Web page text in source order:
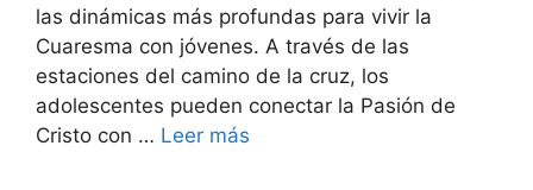
las dinámicas más profundas para vivir la
Cuaresma con jóvenes. A través de las
estaciones del camino de la cruz, los
adolescentes pueden conectar la Pasión de
Cristo con … Leer más